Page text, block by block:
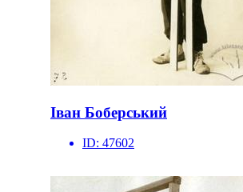
Іван Боберський
ID: 47602